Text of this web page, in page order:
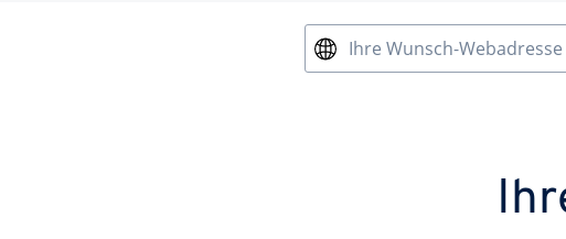
Ihre Wunsch-Webadresse